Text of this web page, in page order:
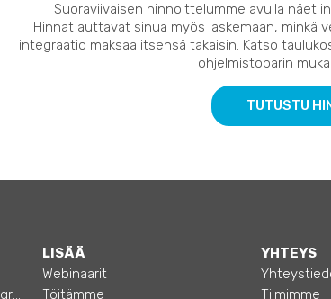
Suoraviivaisen hinnoittelumme avulla näet
Hinnat auttavat sinua myös laskemaan,
integraatio maksaa itsensä takaisin. Katso
ohjelmistoparin
TUTUSTU
Taloushallinnon ja ERP:n integraatiot
LISÄÄ
Webinaarit
Töitämme
YHTEYS
Tiimimme